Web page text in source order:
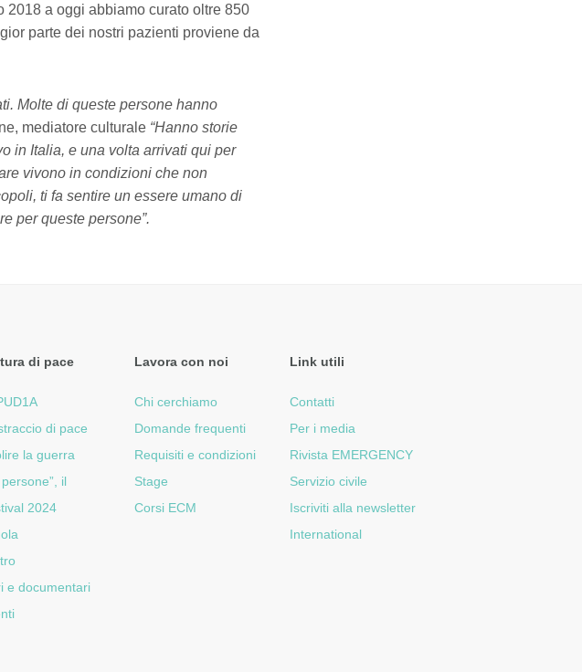
a oggi abbiamo curato oltre 850
parte dei nostri pazienti proviene da
Molte di queste persone hanno
mediatore culturale“Hanno storie
in Italia, e una volta arrivati qui per
vivono in condizioni che non
ti fa sentire un essere umano di
per queste persone”.
di pace
di pace
la guerra
persone”, il
2024
e documentari
Lavora con noi
Chi cerchiamo
Domande frequenti
Requisiti e condizioni
Stage
Corsi ECM
Link utili
Contatti
Per i media
Rivista EMERGENCY
Servizio civile
Iscriviti alla newsletter
International